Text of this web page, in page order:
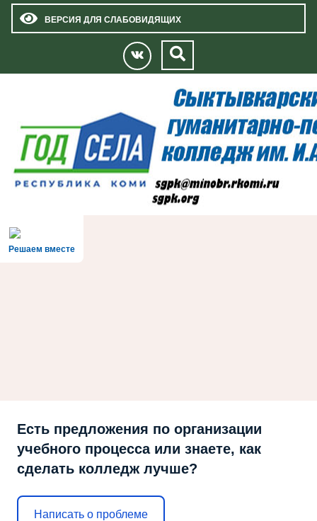
ВЕРСИЯ ДЛЯ СЛАБОВИДЯЩИХ
Решаем вместе
Есть предложения по организации
учебного процесса или знаете, как
сделать колледж лучше?
Написать о проблеме